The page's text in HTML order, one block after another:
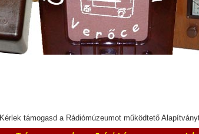
Kérlek támogasd a Rádiómúzeumot működtető